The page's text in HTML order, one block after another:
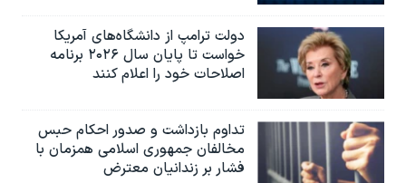
دولت ترامپ از دانشگاه‌های آمریکا
خواست تا پایان سال ۲۰۲۶ برنامه
اصلاحات خود را اعلام کنند
تداوم بازداشت و صدور احکام حبس
مخالفان جمهوری اسلامی همزمان با
فشار بر زندانیان معترض